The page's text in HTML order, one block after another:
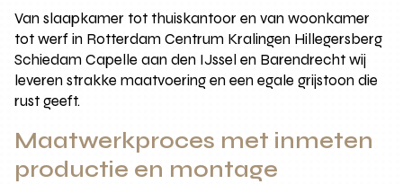
Van slaapkamer tot thuiskantoor en van woonkamer
tot werf in Rotterdam Centrum Kralingen Hillegersberg
Schiedam Capelle aan den IJssel en Barendrecht wij
leveren strakke maatvoering en een egale grijstoon die
rust geeft.
Maatwerkproces met inmeten
productie en montage